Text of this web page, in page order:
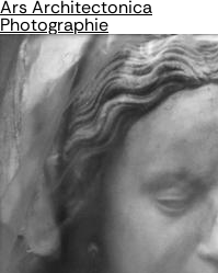
Ars Architectonica
Photographie